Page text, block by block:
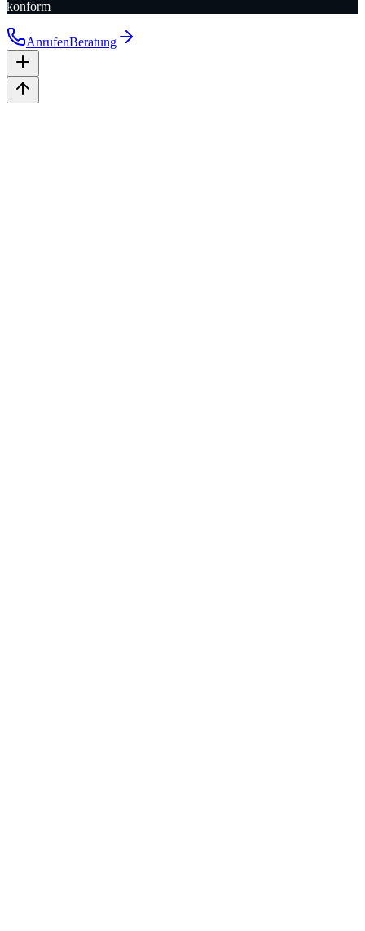
konform
AnrufenBeratung